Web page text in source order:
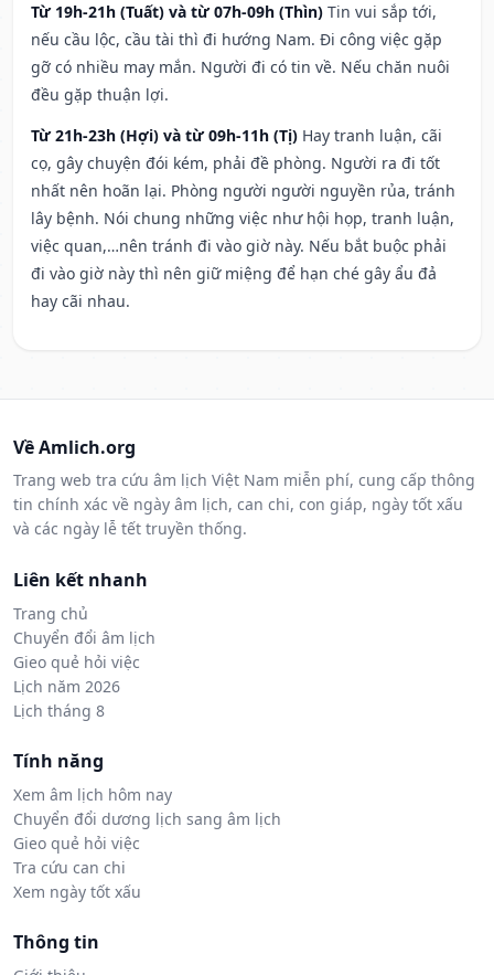
Từ 19h-21h (Tuất) và từ 07h-09h (Thìn) Tin vui sắp tới,
nếu cầu lộc, cầu tài thì đi hướng Nam. Đi công việc gặp
gỡ có nhiều may mắn. Người đi có tin về. Nếu chăn nuôi
đều gặp thuận lợi.
Từ 21h-23h (Hợi) và từ 09h-11h (Tị) Hay tranh luận, cãi
cọ, gây chuyện đói kém, phải đề phòng. Người ra đi tốt
nhất nên hoãn lại. Phòng người người nguyền rủa, tránh
lây bệnh. Nói chung những việc như hội họp, tranh luận,
việc quan,…nên tránh đi vào giờ này. Nếu bắt buộc phải
đi vào giờ này thì nên giữ miệng để hạn ché gây ẩu đả
hay cãi nhau.
Về Amlich.org
Trang web tra cứu âm lịch Việt Nam miễn phí, cung cấp thông
tin chính xác về ngày âm lịch, can chi, con giáp, ngày tốt xấu
và các ngày lễ tết truyền thống.
Liên kết nhanh
Trang chủ
Chuyển đổi âm lịch
Gieo quẻ hỏi việc
Lịch năm 2026
Lịch tháng 8
Tính năng
Xem âm lịch hôm nay
Chuyển đổi dương lịch sang âm lịch
Gieo quẻ hỏi việc
Tra cứu can chi
Xem ngày tốt xấu
Thông tin